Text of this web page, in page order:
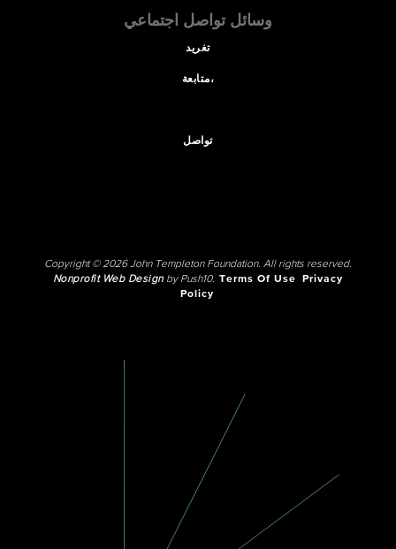
وسائل تواصل اجتماعي
تغريد
متابعة،
تواصل
Copyright © 2026 John Templeton Foundation. All rights reserved.
Nonprofit Web Designby Push10. Terms Of Use
Privacy
Policy